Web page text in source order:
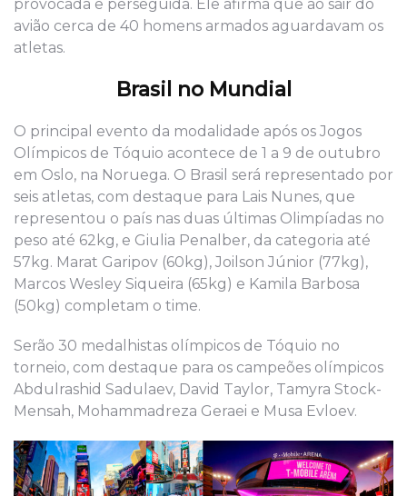
provocada e perseguida. Ele afirma que ao sair do
avião cerca de 40 homens armados aguardavam os
atletas.
Brasil no Mundial
O principal evento da modalidade após os Jogos
Olímpicos de Tóquio acontece de 1 a 9 de outubro
em Oslo, na Noruega. O Brasil será representado por
seis atletas, com destaque para Lais Nunes, que
representou o país nas duas últimas Olimpíadas no
peso até 62kg, e Giulia Penalber, da categoria até
57kg. Marat Garipov (60kg), Joilson Júnior (77kg),
Marcos Wesley Siqueira (65kg) e Kamila Barbosa
(50kg) completam o time.
Serão 30 medalhistas olímpicos de Tóquio no
torneio, com destaque para os campeões olímpicos
Abdulrashid Sadulaev, David Taylor, Tamyra Stock-
Mensah, Mohammadreza Geraei e Musa Evloev.